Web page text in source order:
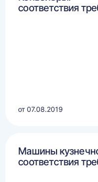
соответствия
от 07.08.2019
Машины
соответствия